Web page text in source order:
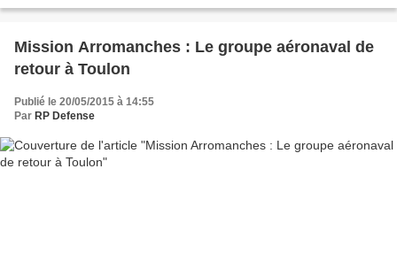
Mission Arromanches : Le groupe aéronaval de
retour à Toulon
Publié le 20/05/2015 à 14:55
Par RP Defense